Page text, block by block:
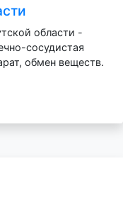
области -
сосудистая
обмен веществ.